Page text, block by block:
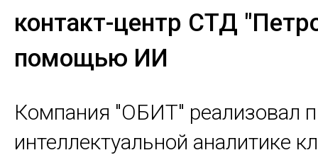
контакт-центр СТД
помощью ИИ
Компания "ОБИТ" реализовал
интеллектуальной аналитике